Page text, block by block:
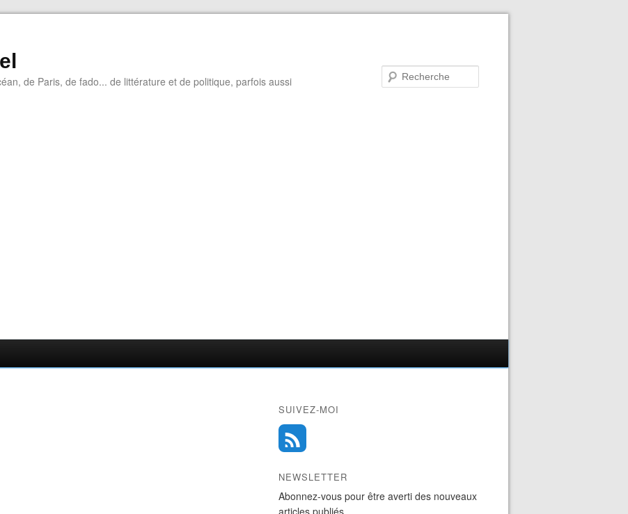
de Paris, de fado... de littérature et de politique, parfois aussi
SUIVEZ-MOI
NEWSLETTER
Abonnez-vous pour être averti des nouveaux
articles publiés.